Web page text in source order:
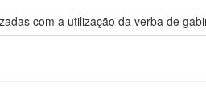
com a utilização da verba de